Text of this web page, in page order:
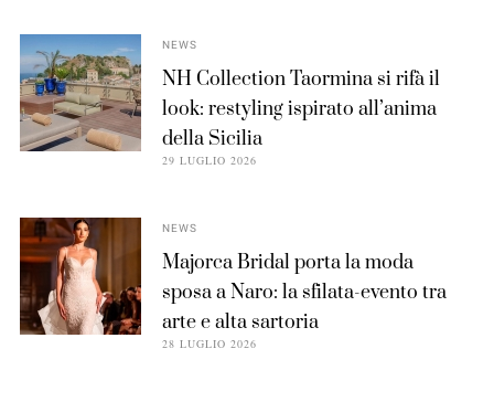
NEWS
NH Collection Taormina si rifà il
look: restyling ispirato all’anima
della Sicilia
29 LUGLIO 2026
NEWS
Majorca Bridal porta la moda
sposa a Naro: la sfilata-evento tra
arte e alta sartoria
28 LUGLIO 2026